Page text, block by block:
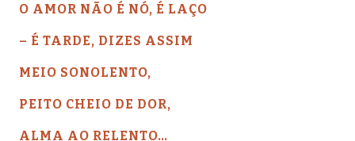
O AMOR NÃO É NÓ, É LAÇO
– É TARDE, DIZES ASSIM
MEIO SONOLENTO,
PEITO CHEIO DE DOR,
ALMA AO RELENTO…